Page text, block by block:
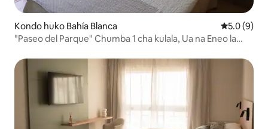
Kondo huko Bahía Blanca Ukadiriaji
5.0 (9)
"Paseo del Parque" Chumba 1 cha kulala, Ua na Eneo la